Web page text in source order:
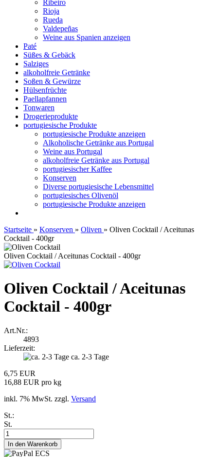
Ribeiro
Rioja
Rueda
Valdepeñas
Weine aus Spanien anzeigen
Paté
Süßes & Gebäck
Salziges
alkoholfreie Getränke
Soßen & Gewürze
Hülsenfrüchte
Paellapfannen
Tonwaren
Drogerieprodukte
portugiesische Produkte
portugiesische Produkte anzeigen
Alkoholische Getränke aus Portugal
Weine aus Portugal
alkoholfreie Getränke aus Portugal
portugiesischer Kaffee
Konserven
Diverse portugiesische Lebensmittel
portugiesisches Olivenöl
portugiesische Produkte anzeigen
Startseite » Konserven » Oliven » Oliven Cocktail / Aceitunas
Cocktail - 400gr
Oliven Cocktail / Aceitunas Cocktail - 400gr
Oliven Cocktail / Aceitunas
Cocktail - 400gr
Art.Nr.:
4893
Lieferzeit:
ca. 2-3 Tage
6,75 EUR
16,88 EUR pro kg
inkl. 7% MwSt. zzgl. Versand
St.:
St.